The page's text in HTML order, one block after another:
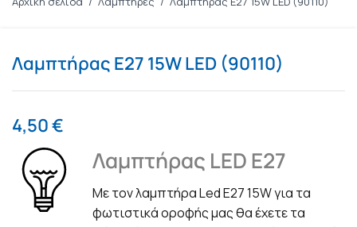
Λαμπτήρας Ε27 15W LED (90110)
4,50€
Λαμπτήρας LED E27
Με τον λαμπτήρα Led E27 15W για τα
φωτιστικά οροφής μας θα έχετε τα